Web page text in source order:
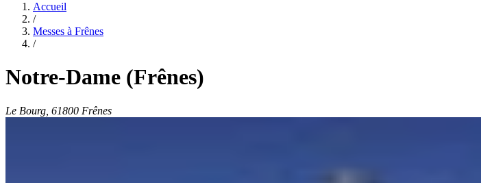
Accueil
/
Messes à Frênes
/
Notre-Dame (Frênes)
Le Bourg, 61800 Frênes